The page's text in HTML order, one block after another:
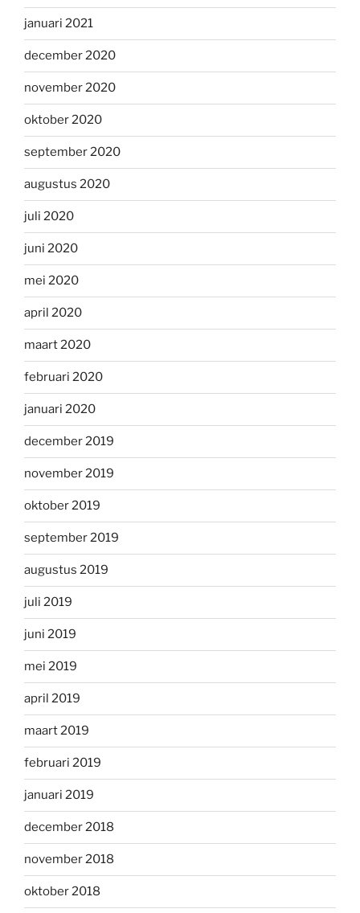
januari 2021
december 2020
november 2020
oktober 2020
september 2020
augustus 2020
juli 2020
juni 2020
mei 2020
april 2020
maart 2020
februari 2020
januari 2020
december 2019
november 2019
oktober 2019
september 2019
augustus 2019
juli 2019
juni 2019
mei 2019
april 2019
maart 2019
februari 2019
januari 2019
december 2018
november 2018
oktober 2018